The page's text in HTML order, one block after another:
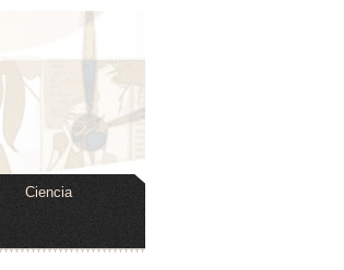
Ciencia